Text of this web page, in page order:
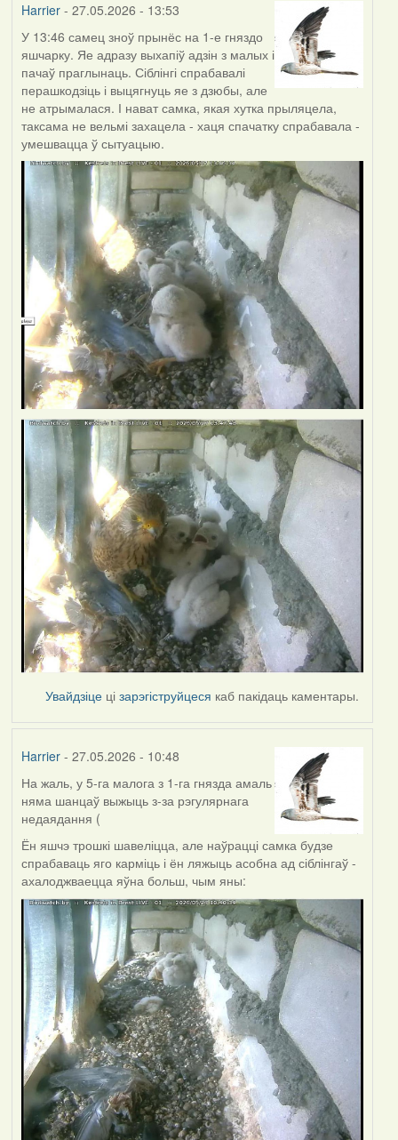
Harrier- 27.05.2026 - 13:53
У 13:46 самец зноў прынёс на 1-е гняздо
яшчарку. Яе адразу выхапіў адзін з малых і
пачаў праглынаць. Сіблінгі спрабавалі
перашкодзіць і выцягнуць яе з дзюбы, але
не атрымалася. І нават самка, якая хутка прыляцела,
таксама не вельмі захацела - хаця спачатку спрабавала -
умешвацца ў сытуацыю.
Увайдзіце цізарэгіструйцеся каб пакідаць каментары.
Harrier- 27.05.2026 - 10:48
На жаль, у 5-га малога з 1-га гнязда амаль
няма шанцаў выжыць з-за рэгулярнага
недаядання (
Ён яшчэ трошкі шавеліцца, але наўрацці самка будзе
спрабаваць яго карміць і ён ляжыць асобна ад сіблінгаў -
ахалоджваецца яўна больш, чым яны: